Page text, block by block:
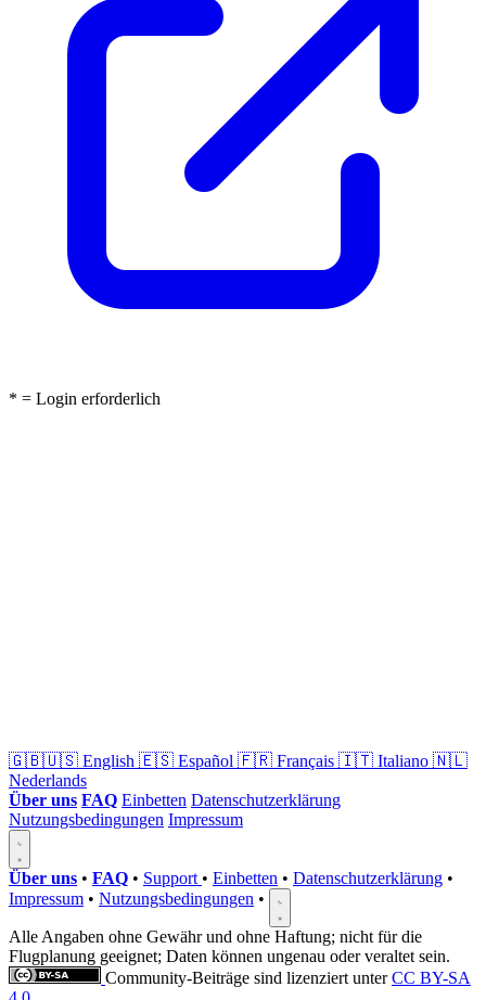
* = Login erforderlich
🇬🇧🇺🇸 English 🇪🇸 Español 🇫🇷 Français 🇮🇹 Italiano 🇳🇱
Nederlands
Über uns FAQ Einbetten Datenschutzerklärung
Nutzungsbedingungen Impressum
Über uns • FAQ • Support • Einbetten • Datenschutzerklärung •
Impressum • Nutzungsbedingungen •
Alle Angaben ohne Gewähr und ohne Haftung; nicht für die
Flugplanung geeignet; Daten können ungenau oder veraltet sein.
Community-Beiträge sind lizenziert unterCC BY-SA